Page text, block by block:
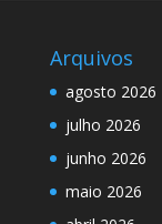
Arquivos
agosto 2026
julho 2026
junho 2026
maio 2026